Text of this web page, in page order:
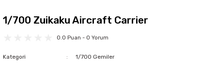
1/700 Zuikaku Aircraft Carrier
0.0 Puan - 0 Yorum
Kategori 1/700 Gemiler